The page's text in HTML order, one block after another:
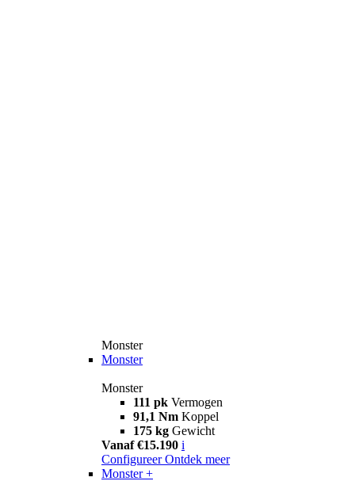
Monster
Monster
Monster
111 pk Vermogen
91,1 Nm Koppel
175 kg Gewicht
Vanaf €15.190 i
Configureer Ontdek meer
Monster +